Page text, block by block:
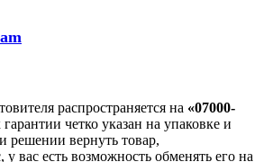
распространяется на «07000-
четко указан на упаковке и
решении вернуть товар,
вас есть возможность обменять его на